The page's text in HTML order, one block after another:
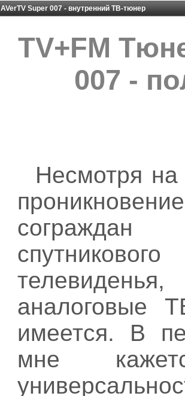
AVerTV Super 007 - внутренний ТВ-тюнер
TV+FM
007 -
Несмотря
аналоговые
имеется. В
мне